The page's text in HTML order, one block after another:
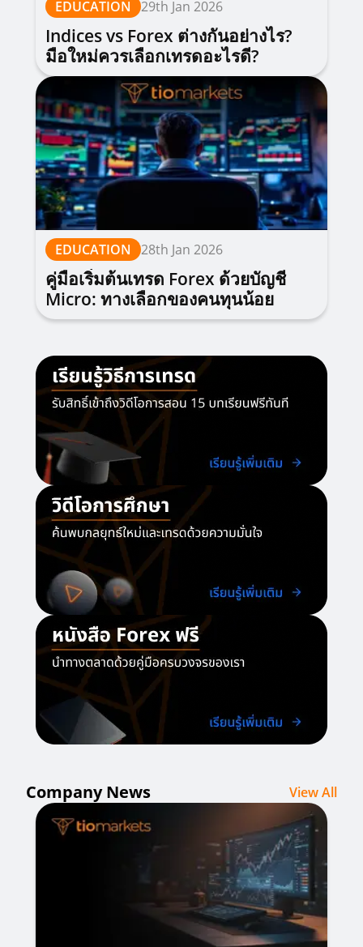
EDUCATION 29th Jan 2026
Indices vs Forex ต่างกันอย่างไร?
มือใหม่ควรเลือกเทรดอะไรดี?
EDUCATION 28th Jan 2026
คู่มือเริ่มต้นเทรด Forex ด้วยบัญชี
Micro: ทางเลือกของคนทุนน้อย
Company News View All